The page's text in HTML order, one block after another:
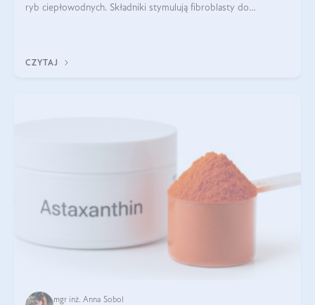
ryb ciepłowodnych. Składniki stymulują fibroblasty do
CZYTAJ
mgr inż. Anna Sobol